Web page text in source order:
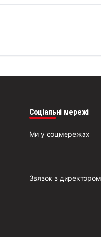
Соціальні мережі
Ми у соцмережах
Звязок з директором